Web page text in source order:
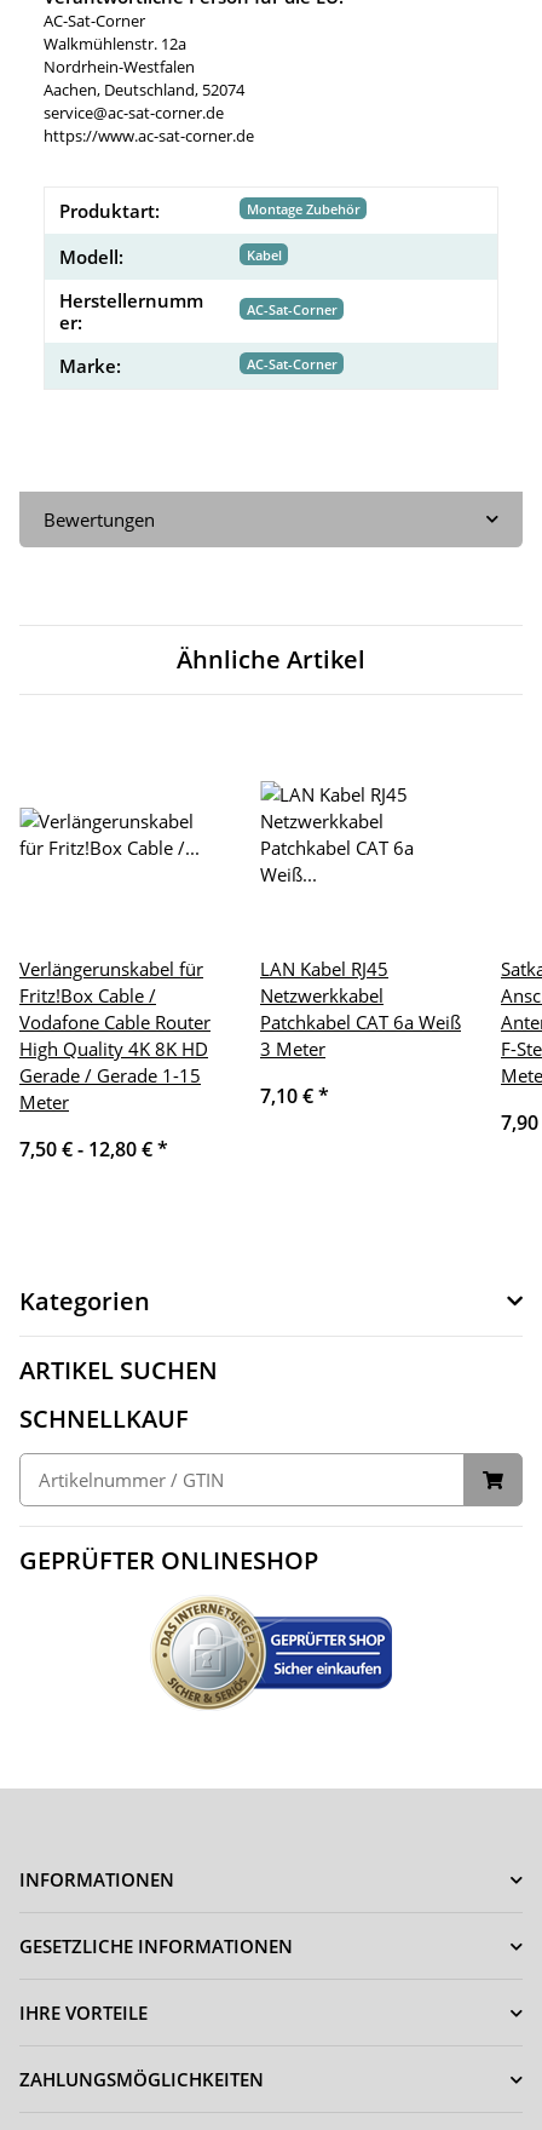
AC-Sat-Corner
Walkmühlenstr. 12a
Nordrhein-Westfalen
Aachen, Deutschland, 52074
service@ac-sat-corner.de
https://www.ac-sat-corner.de
Produktart: Montage Zubehör
Modell: Kabel
Herstellernumm
er:
AC-Sat-Corner
Marke: AC-Sat-Corner
Bewertungen
Ähnliche Artikel
Verlängerunskabel für
Fritz!Box Cable /
Vodafone Cable Router
High Quality 4K 8K HD
Gerade / Gerade 1-15
Meter
7,50 € - 12,80 €*
LAN Kabel RJ45
Netzwerkkabel
Patchkabel CAT 6a Weiß
3 Meter
7,10 €*
F-
Kategorien
ARTIKEL SUCHEN
SCHNELLKAUF
GEPRÜFTER ONLINESHOP
INFORMATIONEN
GESETZLICHE INFORMATIONEN
IHRE VORTEILE
ZAHLUNGSMÖGLICHKEITEN